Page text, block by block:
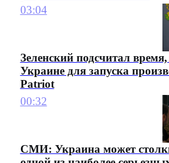
03:04
Зеленский подсчитал
Украине для запуска
Patriot
00:32
СМИ: Украина может